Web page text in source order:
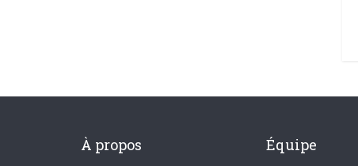
À propos Équipe